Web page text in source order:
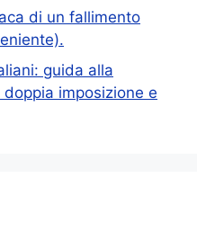
di un fallimento
guida alla
imposizione e